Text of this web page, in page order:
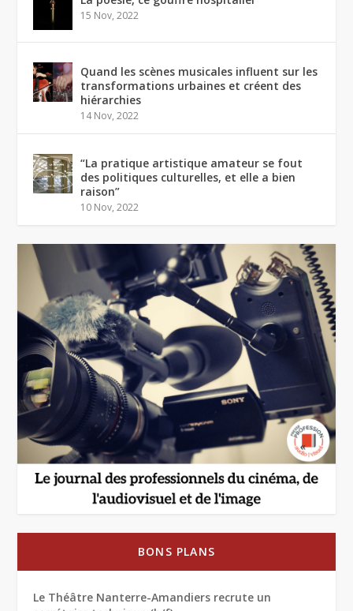
15 Nov, 2022
Quand les scènes musicales influent sur les
transformations urbaines et créent des
hiérarchies
14 Nov, 2022
“La pratique artistique amateur se fout
des politiques culturelles, et elle a bien
raison”
10 Nov, 2022
BONS PLANS
Le Théâtre Nanterre-Amandiers recrute un